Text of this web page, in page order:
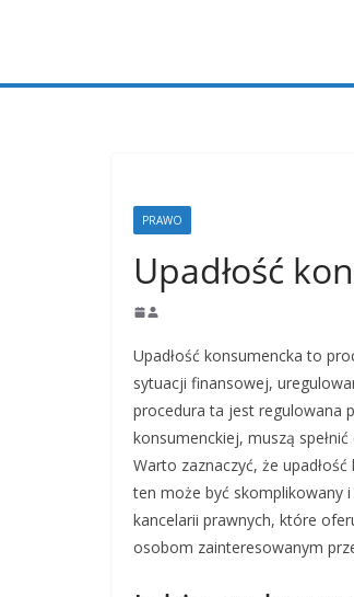
PRAWO
Upadłość
Upadłość konsumencka to
sytuacji finansowej,
procedura ta jest regulowana
konsumenckiej, muszą
Warto zaznaczyć, że
ten może być skomplikowany
kancelarii prawnych, które
osobom zainteresowanym